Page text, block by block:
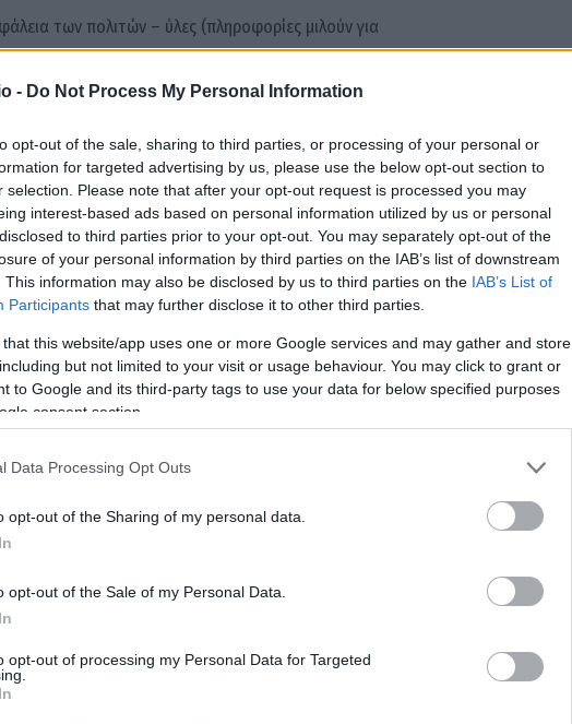
- Do Not Process My Personal Information
opt-out of the sale, sharing to third parties, or processing of your personal or
for targeted advertising by us, please use the below opt-out section to
selection. Please note that after your opt-out request is processed you may
interest-based ads based on personal information utilized by us or personal
to third parties prior to your opt-out. You may separately opt-out of the
of your personal information by third parties on the IAB’s list of downstream
This information may also be disclosed by us to third parties on the IAB’s List of
Participants that may further disclose it to other third parties.
that this website/app uses one or more Google services and may gather and store
but not limited to your visit or usage behaviour. You may click to grant or
to Google and its third-party tags to use your data for below specified purposes
consent section.
Data Processing Opt Outs
opt-out of the Sharing of my personal data.
opt-out of the Sale of my Personal Data.
opt-out of processing my Personal Data for Targeted
των πολιτών – ύλες (πληροφορίες μιλούν για
εντοπισμού, με ό,τι αυτό συνεπάγεται για την εθνική
ίδια πρακτική αντιμετώπισης με αυτή στο
την κυκλοφορία ενός θαλάσσιου μη επανδρωμένου
ύδατα, ως μια υπόθεση ιδιωτών»,σχολίασε δηκτικά
του εναερίου χώρου και των χωρικών μας υδάτων,
διαπιστώνουν ότι η χώρα είναι ξέφραγο αμπέλι»,
Facebook Twitter Pinterest LinkedIn
ΕΠΌΜΕΝΟ ΆΡΘΡΟ